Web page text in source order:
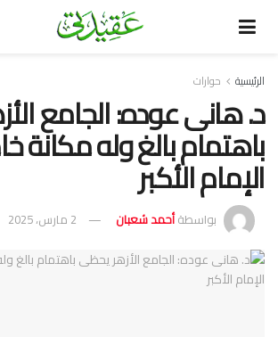
الرئيسية حوارات
د. هانى عوده: الجامع
باهتمام بالغ وله
الإمام الأكبر
بواسطةأحمد شعبان 2 مارس، 2025